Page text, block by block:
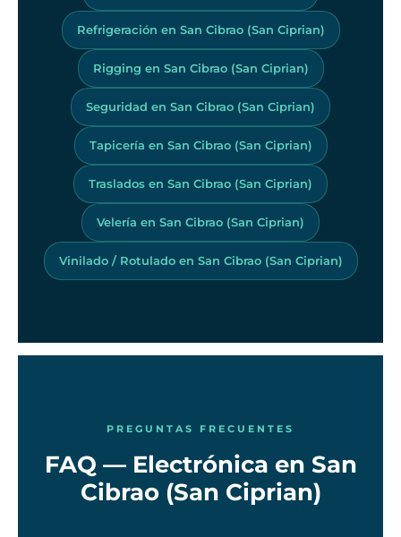
Refrigeración en San Cibrao (San Ciprian)
Rigging en San Cibrao (San Ciprian)
Seguridad en San Cibrao (San Ciprian)
Tapicería en San Cibrao (San Ciprian)
Traslados en San Cibrao (San Ciprian)
Velería en San Cibrao (San Ciprian)
Vinilado / Rotulado en San Cibrao (San Ciprian)
PREGUNTAS FRECUENTES
FAQ — Electrónica en San
Cibrao (San Ciprian)